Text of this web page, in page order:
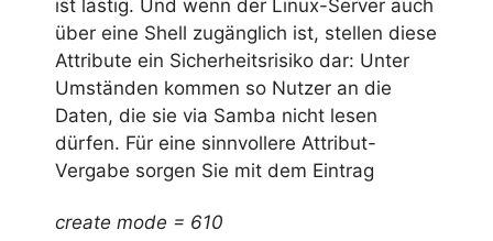
ist lästig. Und wenn der Linux-Server auch
über eine Shell zugänglich ist, stellen diese
Attribute ein Sicherheitsrisiko dar: Unter
Umständen kommen so Nutzer an die
Daten, die sie via Samba nicht lesen
dürfen. Für eine sinnvollere Attribut-
Vergabe sorgen Sie mit dem Eintrag
create mode = 610